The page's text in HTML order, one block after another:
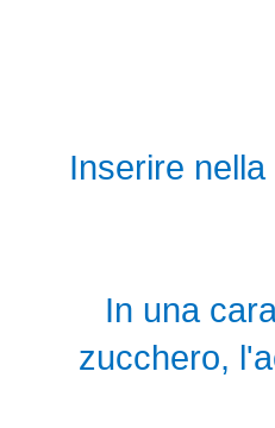
Inserire
In una
zucchero,